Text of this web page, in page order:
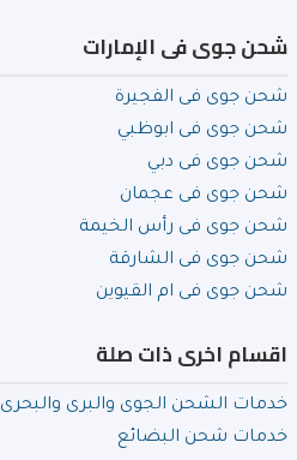
شحن جوى فى الإمارات
شحن جوى فى الفجيرة
شحن جوى فى ابوظبي
شحن جوى فى دبي
شحن جوى فى عجمان
شحن جوى فى رأس الخيمة
شحن جوى فى الشارقة
شحن جوى فى ام القيوين
اقسام اخرى ذات صلة
خدمات الشحن الجوى والبرى والبحرى
خدمات شحن البضائع